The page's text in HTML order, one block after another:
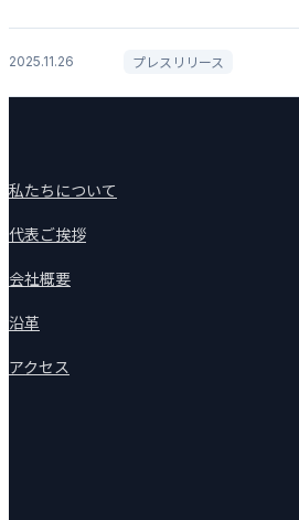
2025.11.26 プレスリリース
私たちについて
代表ご挨拶
会社概要
沿革
アクセス